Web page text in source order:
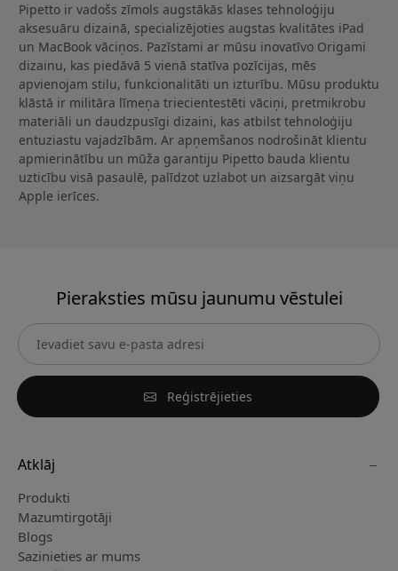
Pipetto ir vadošs zīmols augstākās klases tehnoloģiju
aksesuāru dizainā, specializējoties augstas kvalitātes iPad
un MacBook vāciņos. Pazīstami ar mūsu inovatīvo Origami
dizainu, kas piedāvā 5 vienā statīva pozīcijas, mēs
apvienojam stilu, funkcionalitāti un izturību. Mūsu produktu
klāstā ir militāra līmeņa triecientestēti vāciņi, pretmikrobu
materiāli un daudzpusīgi dizaini, kas atbilst tehnoloģiju
entuziastu vajadzībām. Ar apņemšanos nodrošināt klientu
apmierinātību un mūža garantiju Pipetto bauda klientu
uzticību visā pasaulē, palīdzot uzlabot un aizsargāt viņu
Apple ierīces.
Pieraksties mūsu jaunumu vēstulei
Reģistrējieties
Atklāj
Produkti
Mazumtirgotāji
Blogs
Sazinieties ar mums